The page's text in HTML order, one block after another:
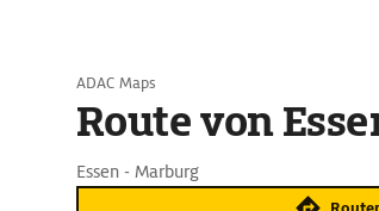
ADAC Maps
Route von
Essen - Marburg